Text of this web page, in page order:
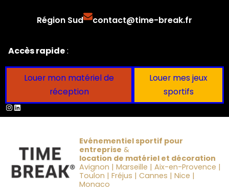
Région Sud contact@time-break.fr
Accès rapide:
Louer mon matériel de
réception
Louer mes jeux
sportifs
Instagram
LinkedIn
Evénementiel sportif pour
entreprise &
location de matériel et décoration
Avignon | Marseille | Aix-en-Provence |
Toulon | Fréjus | Cannes | Nice |
Monaco